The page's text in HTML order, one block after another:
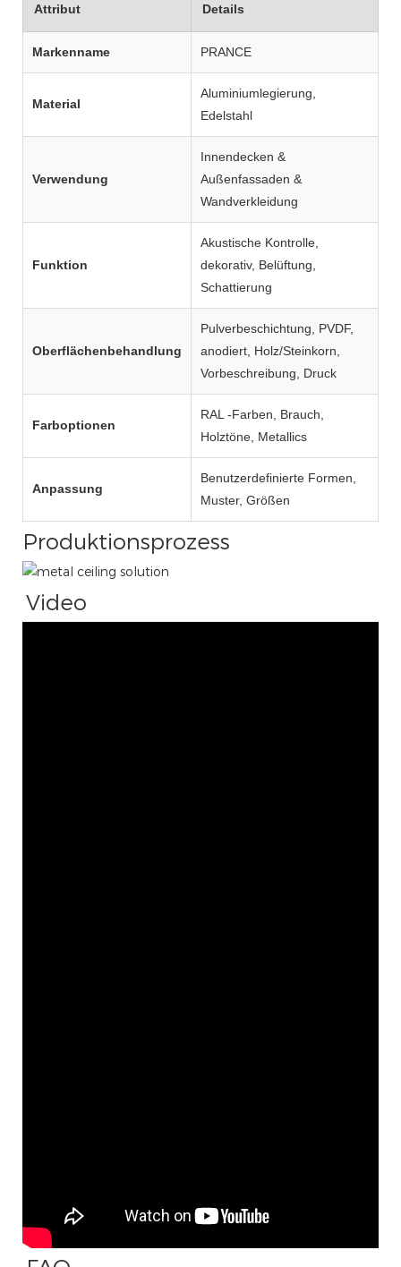
Attribut Details
Markenname PRANCE
Material
Aluminiumlegierung,
Edelstahl
Verwendung
Innendecken &
Außenfassaden &
Wandverkleidung
Funktion
Akustische Kontrolle,
dekorativ, Belüftung,
Schattierung
Oberflächenbehandlung
Pulverbeschichtung, PVDF,
anodiert, Holz/Steinkorn,
Vorbeschreibung, Druck
Farboptionen
RAL -Farben, Brauch,
Holztöne, Metallics
Anpassung
Benutzerdefinierte Formen,
Muster, Größen
Produktionsprozess
Video